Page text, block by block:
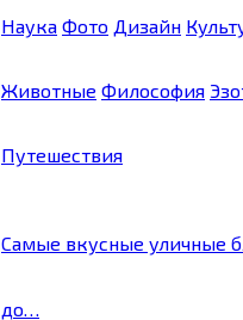
Наука Фото Дизайн
Животные Философия
Путешествия
Самые вкусные уличные
до…